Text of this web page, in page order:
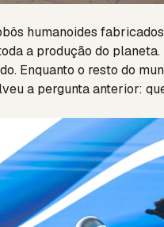
humanoides
a produção do
Enquanto o resto do
a pergunta anterior: